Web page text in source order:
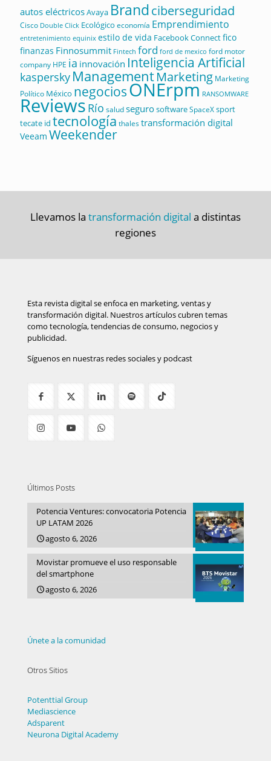
autos eléctricosAvaya Brandciberseguridad
Cisco Double Click Ecológico economía Emprendimiento
entretenimiento equinix estilo de vida Facebook Connectfico
finanzas Finnosummit Fintech ford ford de mexico ford motor
company HPE ia innovación Inteligencia Artificial
kaspersky ManagementMarketing Marketing
Político México negociosONErpm RANSOMWARE
Reviews Río saludsegurosoftwareSpaceXsport
tecate id tecnología thalestransformación digital
Veeam Weekender
Llevamos la transformación digital a distintas
regiones
Esta revista digital se enfoca en marketing, ventas y
transformación digital. Nuestros artículos cubren temas
como tecnología, tendencias de consumo, negocios y
publicidad.
Síguenos en nuestras redes sociales y podcast
Últimos Posts
Potencia Ventures: convocatoria Potencia
UP LATAM 2026
agosto 6, 2026
Movistar promueve el uso responsable
del smartphone
agosto 6, 2026
Únete a la comunidad
Otros Sitios
Potenttial Group
Mediascience
Adsparent
Neurona Digital Academy